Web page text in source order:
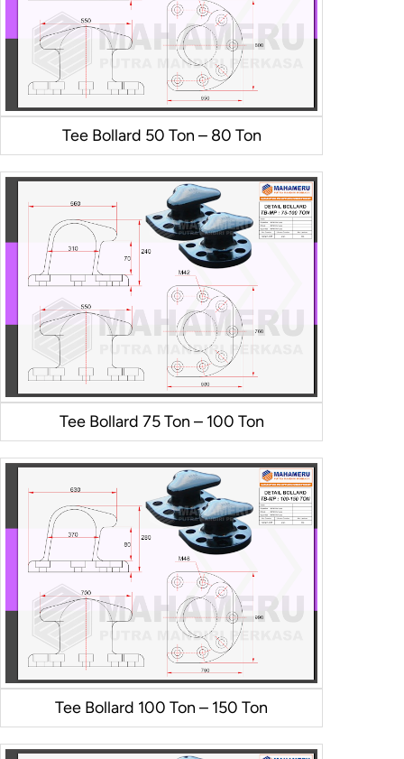
Tee Bollard 50 Ton – 80 Ton
Tee Bollard 75 Ton – 100 Ton
Tee Bollard 100 Ton – 150 Ton